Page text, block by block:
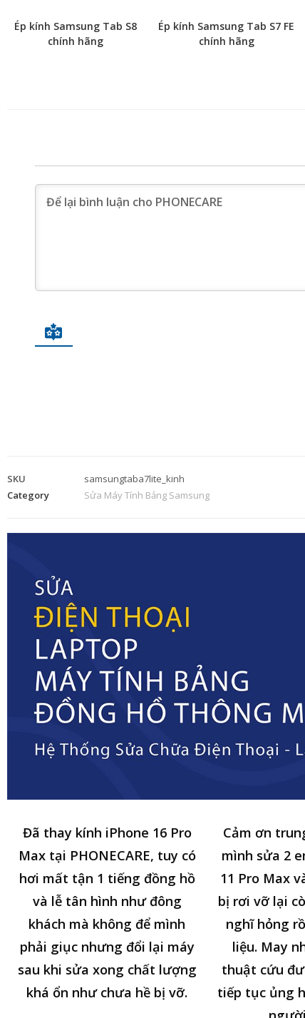
Ép kính Samsung Tab S8
chính hãng
Ép kính Samsung Tab S7 FE
chính hãng
SKU
samsungtaba7lite_kinh
Category
Sửa Máy Tính Bảng Samsung
Đã thay kính iPhone 16 Pro
Max tại PHONECARE, tuy có
hơi mất tận 1 tiếng đồng hồ
và lễ tân hình như đông
khách mà không để mình
phải giục nhưng đổi lại máy
sau khi sửa xong chất lượng
khá ổn như chưa hề bị vỡ.
Cảm ơn
mình sửa 2
11 Pro Max
bị rơi vỡ lại
nghĩ hỏng
liệu. May
thuật cứu
tiếp tục ủng